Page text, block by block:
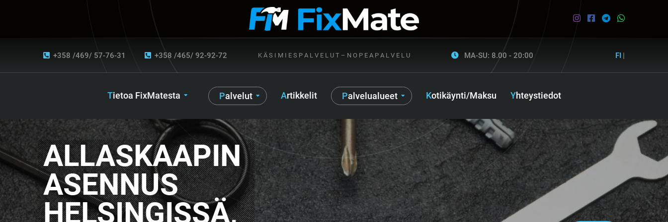
+358 /469/ 57-76-31 +358 /465/ 92-92-72 K Ä S I M I E S P A L V E L U T – N O P E A P A L V E L U MA-SU: 8.00 - 20:00 FI |
Tietoa FixMatesta Palvelut Artikkelit Palvelualueet Kotikäynti/Maksu Yhteystiedot
ALLASKAAPIN
ASENNUS
HELSINGISSÄ,